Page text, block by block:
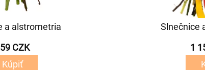
a alstrometria
CZK
Kúpiť
Slnečnice
1